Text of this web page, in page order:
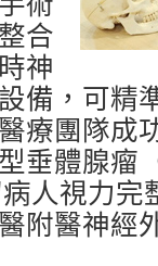
合
神
備，可精
療團隊成
垂體腺瘤
人視力完
附醫神經